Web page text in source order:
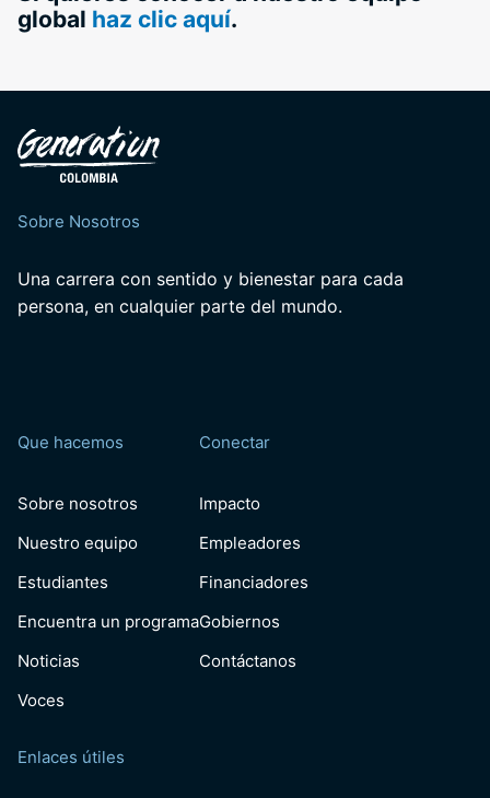
global haz clic aquí.
Sobre Nosotros
Una carrera con sentido y bienestar para cada
persona, en cualquier parte del mundo.
Que hacemos
Sobre nosotros
Nuestro equipo
Estudiantes
Encuentra un programa
Noticias
Voces
Conectar
Impacto
Empleadores
Financiadores
Gobiernos
Contáctanos
Enlaces útiles